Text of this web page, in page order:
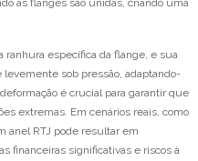
as flanges são unidas, criando uma
ranhura específica da flange, e sua
sob pressão, adaptando-
é crucial para garantir que
extremas. Em cenários reais, como
anel RTJ pode resultar em
financeiras significativas e riscos à